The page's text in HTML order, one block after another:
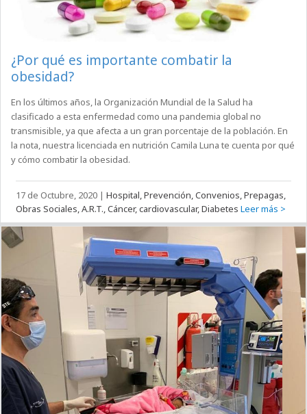
¿Por qué es importante combatir la
obesidad?
En los últimos años, la Organización Mundial de la Salud ha
clasificado a esta enfermedad como una pandemia global no
transmisible, ya que afecta a un gran porcentaje de la población. En
la nota, nuestra licenciada en nutrición Camila Luna te cuenta por qué
y cómo combatir la obesidad.
17 de Octubre, 2020 |Hospital, Prevención, Convenios, Prepagas,
Obras Sociales, A.R.T., Cáncer, cardiovascular, Diabetes Leer más >